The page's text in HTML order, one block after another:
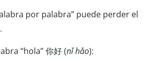
por palabra” puede perder el
“hola” 你好 (nǐ hǎo):